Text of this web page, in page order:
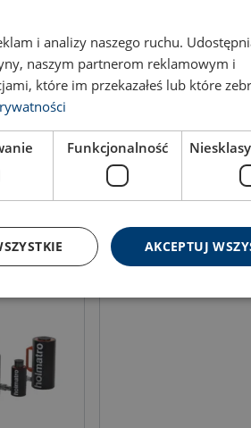
mm
30
30
i analizy naszego ruchu.
naszym partnerom reklamowym i
które im przekazałeś lub które
Funkcjonalność
AKCEPTUJ